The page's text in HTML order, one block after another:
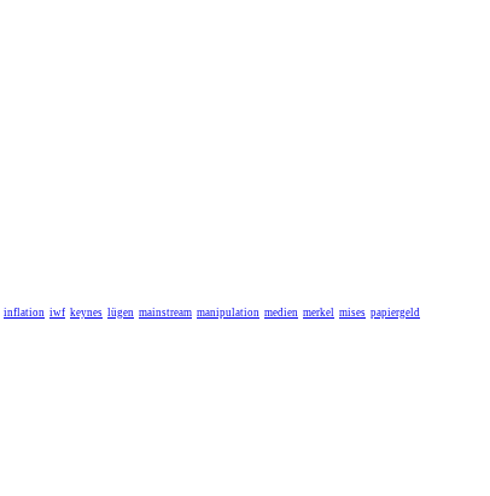
inflation iwf keynes lügen mainstream manipulation medien merkel mises papiergeld